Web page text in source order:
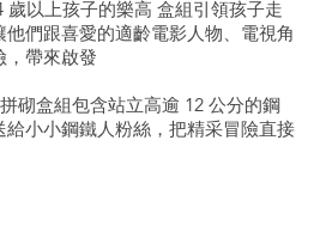
歲以上孩子的樂高 盒組引領孩子走
們跟喜愛的適齡電影人物、電視角
，帶來啟發
砌盒組包含站立高逾 12 公分的鋼
小小鋼鐵人粉絲，把精采冒險直接